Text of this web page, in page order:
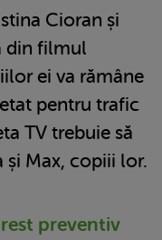
Cioran și
din filmul
ei va rămâne
pentru trafic
TV trebuie să
și Max, copiii lor.
preventiv